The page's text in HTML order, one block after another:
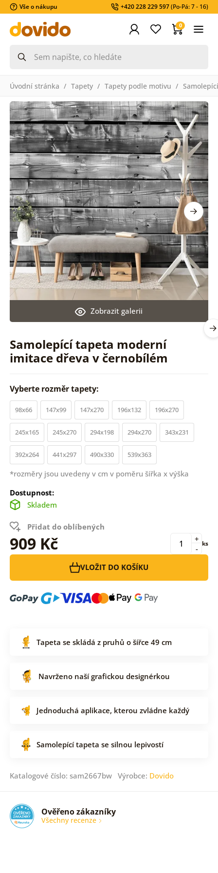
Vše o nákupu +420 228 229 597(Po-Pá: 7 - 16)
0
Úvodní stránka Tapety Tapety podle motivu
Samolepící tapeta moderní
imitace dřeva v černobílém
Zobrazit galerii
Vyberte rozměr tapety:
98x66 147x99 147x270 196x132 196x270
245x165 245x270 294x198 294x270 343x231
392x264 441x297 490x330 539x363
*rozměry jsou uvedeny v cm v poměru šířka x výška
Dostupnost:
Skladem
Přidat do oblíbených
909 Kč -
+ ks
VLOŽIT DO KOŠÍKU
Tapeta se skládá z pruhů o šířce 49 cm
Navrženo naší grafickou designérkou
Jednoduchá aplikace, kterou zvládne každý
Samolepící tapeta se silnou lepivostí
Katalogové číslo: sam2667bw Výrobce: Dovido
Ověřeno zákazníky
Všechny recenze